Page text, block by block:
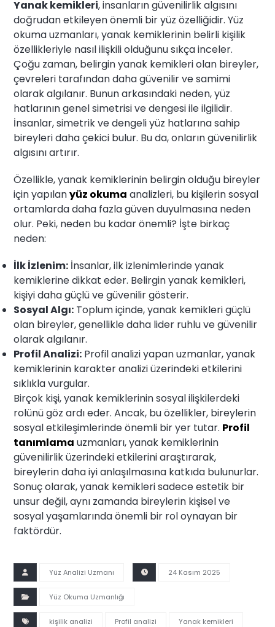
Yanak kemikleri, insanların güvenilirlik algısını
doğrudan etkileyen önemli bir yüz özelliğidir. Yüz
okuma uzmanları, yanak kemiklerinin belirli kişilik
özellikleriyle nasıl ilişkili olduğunu sıkça inceler.
Çoğu zaman, belirgin yanak kemikleri olan bireyler,
çevreleri tarafından daha güvenilir ve samimi
olarak algılanır. Bunun arkasındaki neden, yüz
hatlarının genel simetrisi ve dengesi ile ilgilidir.
İnsanlar, simetrik ve dengeli yüz hatlarına sahip
bireyleri daha çekici bulur. Bu da, onların güvenilirlik
algısını artırır.
Özellikle, yanak kemiklerinin belirgin olduğu bireyler
için yapılanyüz okuma analizleri, bu kişilerin sosyal
ortamlarda daha fazla güven duyulmasına neden
olur. Peki, neden bu kadar önemli? İşte birkaç
neden:
İlk İzlenim: İnsanlar, ilk izlenimlerinde yanak
kemiklerine dikkat eder. Belirgin yanak kemikleri,
kişiyi daha güçlü ve güvenilir gösterir.
Sosyal Algı: Toplum içinde, yanak kemikleri güçlü
olan bireyler, genellikle daha lider ruhlu ve güvenilir
olarak algılanır.
Profil Analizi: Profil analizi yapan uzmanlar, yanak
kemiklerinin karakter analizi üzerindeki etkilerini
sıklıkla vurgular.
Birçok kişi, yanak kemiklerinin sosyal ilişkilerdeki
rolünü göz ardı eder. Ancak, bu özellikler, bireylerin
sosyal etkileşimlerinde önemli bir yer tutar. Profil
tanımlama uzmanları, yanak kemiklerinin
güvenilirlik üzerindeki etkilerini araştırarak,
bireylerin daha iyi anlaşılmasına katkıda bulunurlar.
Sonuç olarak, yanak kemikleri sadece estetik bir
unsur değil, aynı zamanda bireylerin kişisel ve
sosyal yaşamlarında önemli bir rol oynayan bir
faktördür.
Yüz Analizi Uzmanı 24 Kasım 2025
Yüz Okuma Uzmanlığı
kişilik analizi Profil analizi Yanak kemikleri